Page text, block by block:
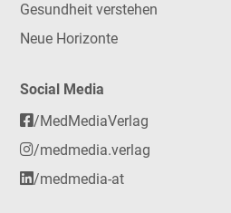
Gesundheit verstehen
Neue Horizonte
Social Media
/MedMediaVerlag
/medmedia.verlag
/medmedia-at